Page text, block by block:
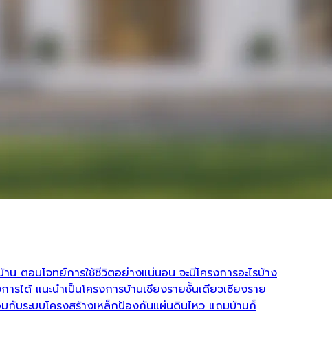
ตอบโจทย์การใช้ชีวิตอย่างแน่นอน จะมีโครงการอะไรบ้าง
ได้ แนะนำเป็นโครงการบ้านเชียงรายชั้นเดียวเชียงราย
บระบบโครงสร้างเหล็กป้องกันแผ่นดินไหว แถมบ้านก็